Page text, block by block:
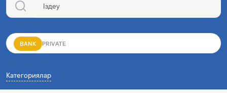
BANK PRIVATE
Категориялар